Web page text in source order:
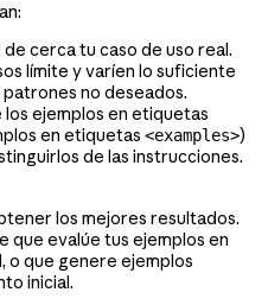
cerca tu caso de uso real.
límite y varíen lo suficiente
no deseados.
los ejemplos en etiquetas
en etiquetas <examples>)
de las instrucciones.
los mejores resultados.
que evalúe tus ejemplos en
o que genere ejemplos
inicial.